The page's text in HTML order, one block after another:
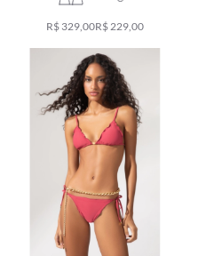
R$ 329,00R$ 229,00